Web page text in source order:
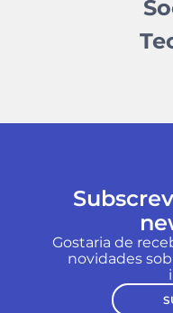
Gostaria de
novidades